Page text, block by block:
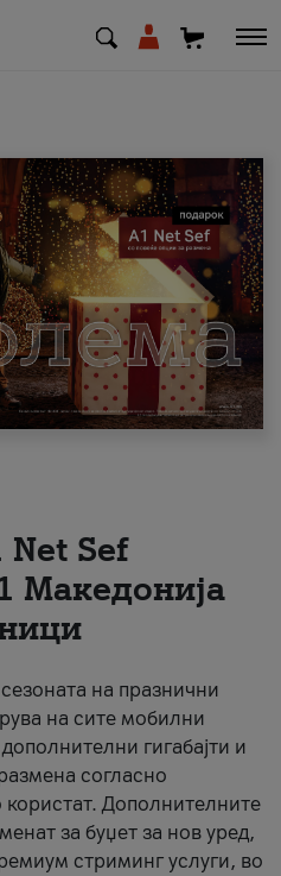
Net Sеf
Македонија
на празнични
на сите мобилни
гигабајти и
согласно
Дополнителните
за буџет за нов уред,
стриминг услуги, во